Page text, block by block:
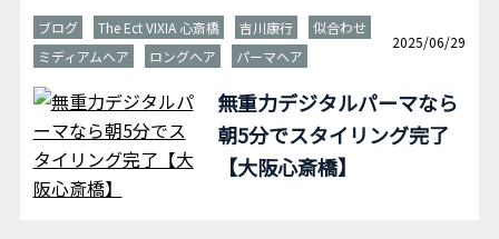
ブログ The Ect VIXIA 心斎橋 吉川康行
似合わせ
ミディアムヘア
ロングヘア パーマヘア
2025/06/29
無重力デジタルパーマなら
朝5分でスタイリング完了
【大阪心斎橋】